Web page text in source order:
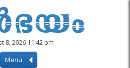
8, 2026 11:42 pm
Menu